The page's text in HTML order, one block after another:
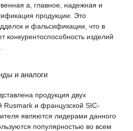
а, главное, надежная и
продукции. Это
и фальсификации, что в
конкурентоспособность изделий
и аналоги
продукция двух
Rusmark и французской SIC-
являются лидерами данного
популярностью во всем